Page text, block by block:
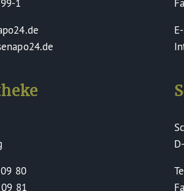
1
80
81